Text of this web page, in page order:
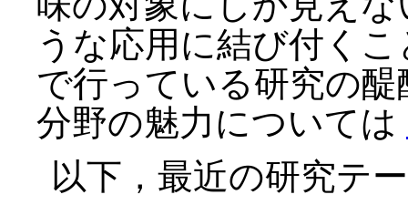
うな応用に結び付く
で行っている研究の
分野の魅力については
以下，最近の研究テ